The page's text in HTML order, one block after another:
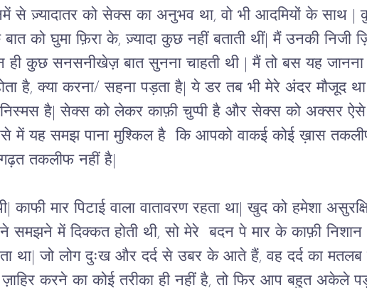
से ज़्यादातर को सेक्स का अनुभव था, वो भी आदमियों के साथ |
को घुमा फ़िरा के, ज़्यादा कुछ नहीं बताती थीं| मैं उनकी निजी
ही कुछ सनसनीखेज़ बात सुनना चाहती थी | मैं तो बस यह जानना
है, क्या करना/ सहना पड़ता है| ये डर तब भी मेरे अंदर मौजूद
है| सेक्स को लेकर काफ़ी चुप्पी है और सेक्स को अक्सर ऐसे
में यह समझ पाना मुश्किल है  कि आपको वाकई कोई ख़ास
तकलीफ नहीं है|
काफी मार पिटाई वाला वातावरण रहता था| खुद को हमेशा
समझने में दिक्कत होती थी, सो मेरे  बदन पे मार के काफ़ी निशान
था| जो लोग दुःख और दर्द से उबर के आते हैं, वह दर्द का मतलब
करने का कोई तरीका ही नहीं है, तो फिर आप बहुत अकेले